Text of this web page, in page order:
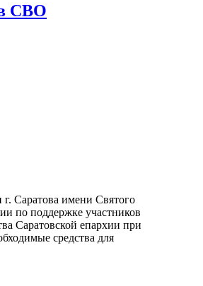
СВО
г. Саратова имени Святого
по поддержке участников
Саратовской епархии при
средства для